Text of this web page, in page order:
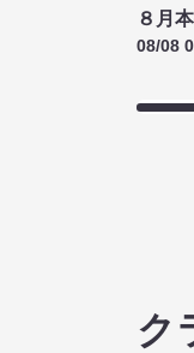
８月
08/08
ク